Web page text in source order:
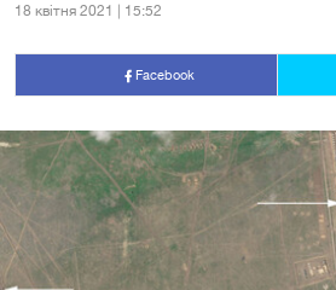
18 квiтня 2021 | 15:52
Facebook